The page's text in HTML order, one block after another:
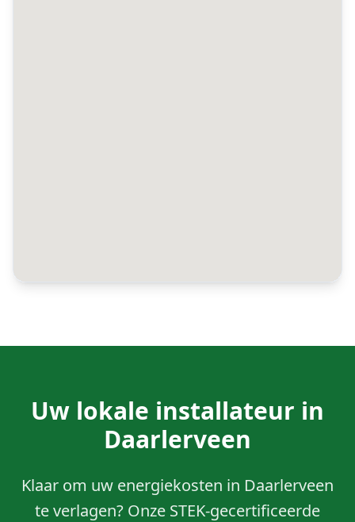
Uw lokale installateur in
Daarlerveen
Klaar om uw energiekosten in Daarlerveen
te verlagen? Onze STEK-gecertificeerde